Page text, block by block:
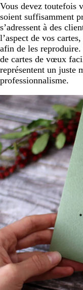
Vous devez toutefois
soient suffisamment
s’adressent à des
l’aspect de vos
afin de les
de cartes de vœux
représentent un juste
professionnalisme.